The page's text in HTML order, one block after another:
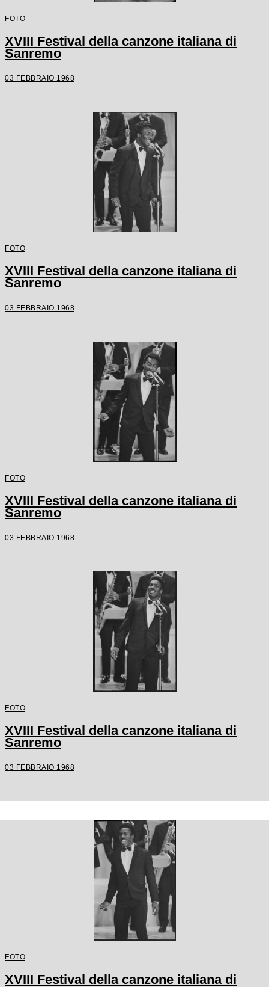
FOTO
XVIII Festival della canzone italiana di
Sanremo
03 FEBBRAIO 1968
FOTO
XVIII Festival della canzone italiana di
Sanremo
03 FEBBRAIO 1968
FOTO
XVIII Festival della canzone italiana di
Sanremo
03 FEBBRAIO 1968
FOTO
XVIII Festival della canzone italiana di
Sanremo
03 FEBBRAIO 1968
FOTO
XVIII Festival della canzone italiana di